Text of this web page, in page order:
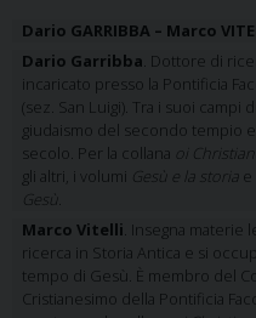
Dario GARRIBBA – Marco
Dario Garribba. Dottore di
incaricato presso la Pontificia
(sez. San Luigi). Tra i suoi
giudaismo del secondo tempio
secolo. Per la collana
oi Christianoi
gli altri, i volumi Gesù e la storia e
Gesù.
Marco Vitelli. Insegna materie
ricerca in Storia Antica e si
tempo di Gesù. È membro del
Cristianesimo della Pontificia